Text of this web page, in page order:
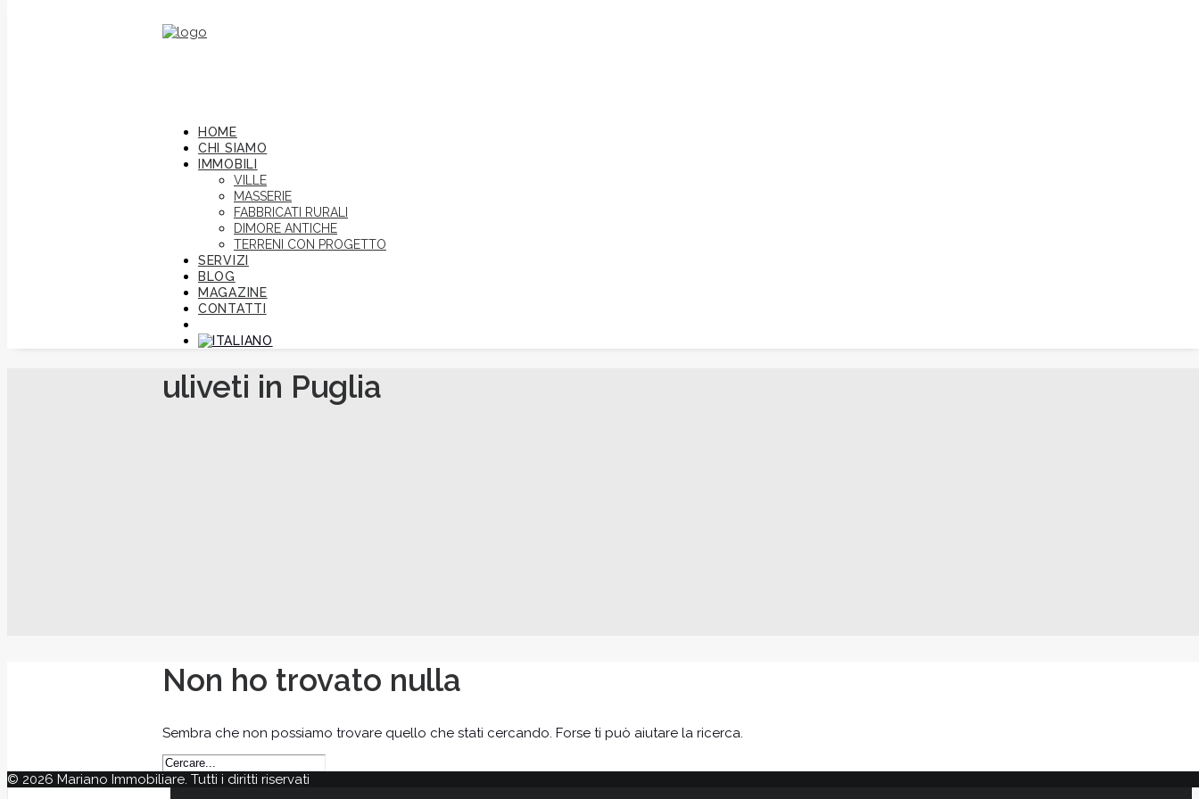
HOME
CHI SIAMO
IMMOBILI
VILLE
MASSERIE
FABBRICATI RURALI
DIMORE ANTICHE
TERRENI CON PROGETTO
SERVIZI
BLOG
MAGAZINE
CONTATTI
uliveti in Puglia
Non ho trovato nulla
Sembra che non possiamo trovare quello che stati cercando. Forse ti può aiutare la ricerca.
© 2026 Mariano Immobiliare. Tutti i diritti riservati